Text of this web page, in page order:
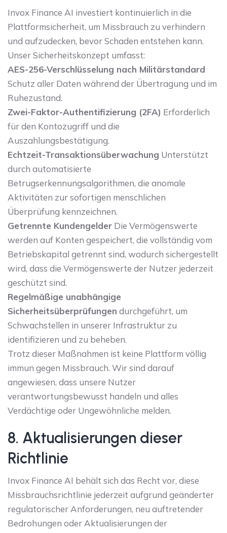
Invox Finance AI investiert kontinuierlich in die
Plattformsicherheit, um Missbrauch zu verhindern
und aufzudecken, bevor Schaden entstehen kann.
Unser Sicherheitskonzept umfasst:
AES-256-Verschlüsselung nach Militärstandard
Schutz aller Daten während der Übertragung und im
Ruhezustand.
Zwei-Faktor-Authentifizierung (2FA) Erforderlich
für den Kontozugriff und die
Auszahlungsbestätigung.
Echtzeit-Transaktionsüberwachung Unterstützt
durch automatisierte
Betrugserkennungsalgorithmen, die anomale
Aktivitäten zur sofortigen menschlichen
Überprüfung kennzeichnen.
Getrennte Kundengelder Die Vermögenswerte
werden auf Konten gespeichert, die vollständig vom
Betriebskapital getrennt sind, wodurch sichergestellt
wird, dass die Vermögenswerte der Nutzer jederzeit
geschützt sind.
Regelmäßige unabhängige
Sicherheitsüberprüfungen durchgeführt, um
Schwachstellen in unserer Infrastruktur zu
identifizieren und zu beheben.
Trotz dieser Maßnahmen ist keine Plattform völlig
immun gegen Missbrauch. Wir sind darauf
angewiesen, dass unsere Nutzer
verantwortungsbewusst handeln und alles
Verdächtige oder Ungewöhnliche melden.
8. Aktualisierungen dieser
Richtlinie
Invox Finance AI behält sich das Recht vor, diese
Missbrauchsrichtlinie jederzeit aufgrund geänderter
regulatorischer Anforderungen, neu auftretender
Bedrohungen oder Aktualisierungen der